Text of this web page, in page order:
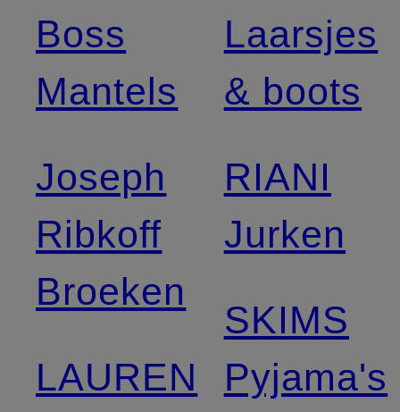
Boss
Mantels
Joseph
Ribkoff
Broeken
LAUREN
Laarsjes
& boots
RIANI
Jurken
SKIMS
Pyjama's